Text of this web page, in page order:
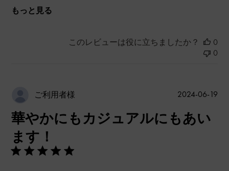
もっと見る
このレビューは役に立ちましたか？
0
0
ご利用者様
華やかにもカジュアルにもあい
ます！
公
2024-06-19